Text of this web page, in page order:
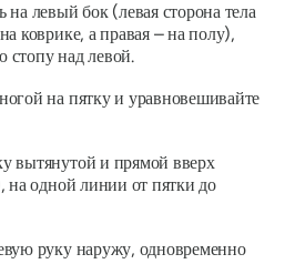
на левый бок (левая сторона тела
коврике, а правая – на полу),
стопу над левой.
на пятку и уравновешивайте
вытянутой и прямой вверх
на одной линии от пятки до
руку наружу, одновременно